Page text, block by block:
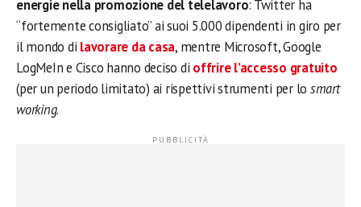
energie nella promozione del telelavoro: Twitter ha
“fortemente consigliato” ai suoi 5.000 dipendenti in giro per
il mondo di lavorare da casa, mentre Microsoft, Google
LogMeIn e Cisco hanno deciso di offrire l’accesso gratuito
(per un periodo limitato) ai rispettivi strumenti per lo smart
working.